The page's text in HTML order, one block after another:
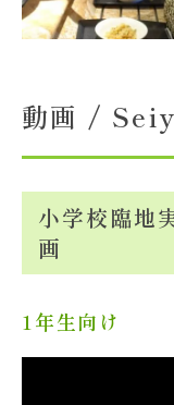
動画 /
小学校臨地
画
1年生向け